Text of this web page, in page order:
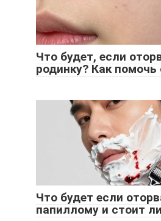
Что будет, если
родинку? Как помочь
Что будет если
папиллому и стоит